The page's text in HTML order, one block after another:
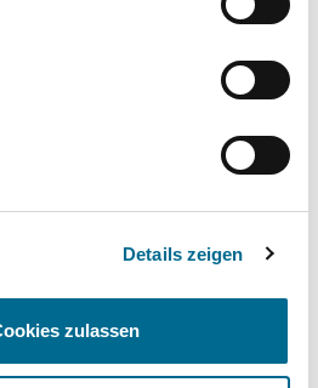
Details zeigen
zulassen
✔ - -
- -